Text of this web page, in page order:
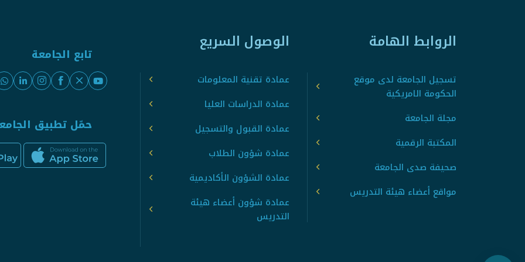
الروابط الهامة
تسجيل الجامعة لدى موقع
الحكومة الامريكية
مجلة الجامعة
المكتبة الرقمية
صحيفة صدى الجامعة
مواقع أعضاء هيئة التدريس
الوصول السريع
عمادة تقنية المعلومات
عمادة الدراسات العليا
عمادة القبول والتسجيل
عمادة شؤون الطلاب
عمادة الشؤون الأكاديمية
عمادة شؤون أعضاء هيئة
التدريس
تابع الجامعة
حمّل تطبيق